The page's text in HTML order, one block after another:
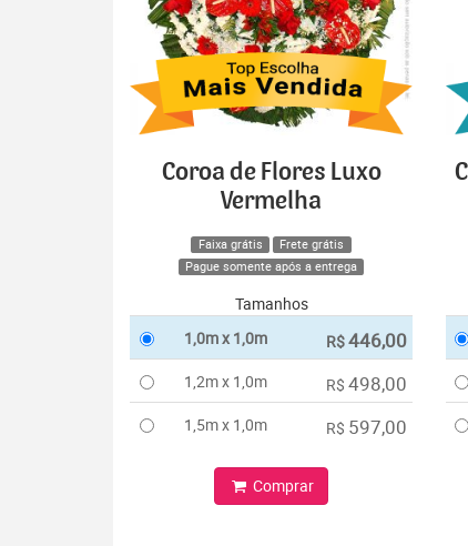
Coroa de Flores Luxo
Vermelha
Faixa grátis
Frete grátis
Pague somente após a entrega
Tamanhos
1,0m x 1,0m
R$446,00
1,2m x 1,0m R$ 498,00
1,5m x 1,0m R$ 597,00
Comprar